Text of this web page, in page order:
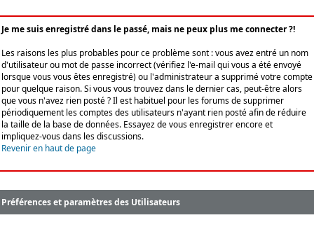
Je me suis enregistré dans le passé, mais ne peux plus me connecter ?!
Les raisons les plus probables pour ce problème sont : vous avez entré un nom
d'utilisateur ou mot de passe incorrect (vérifiez l'e-mail qui vous a été envoyé
lorsque vous vous êtes enregistré) ou l'administrateur a supprimé votre compte
pour quelque raison. Si vous vous trouvez dans le dernier cas, peut-être alors
que vous n'avez rien posté ? Il est habituel pour les forums de supprimer
périodiquement les comptes des utilisateurs n'ayant rien posté afin de réduire
la taille de la base de données. Essayez de vous enregistrer encore et
impliquez-vous dans les discussions.
Revenir en haut de page
Préférences et paramètres des Utilisateurs